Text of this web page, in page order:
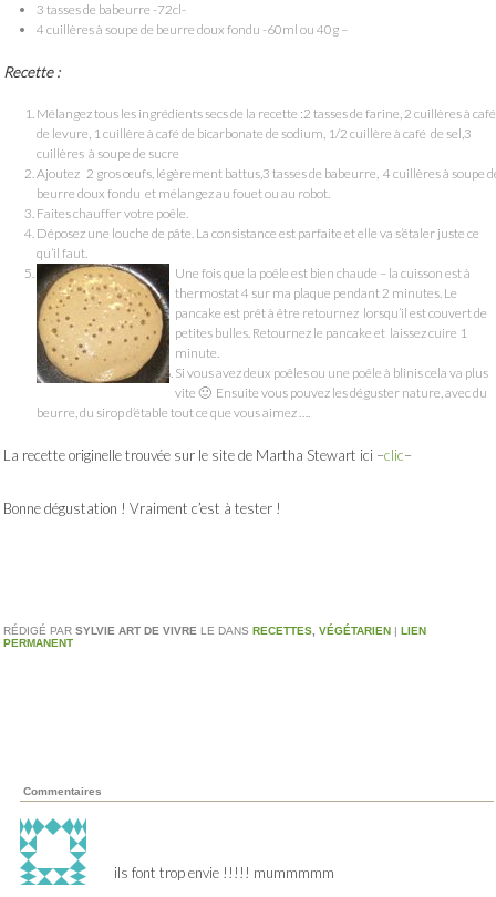
3 tasses de babeurre -72cl-
4 cuillères à soupe de beurre doux fondu -60ml ou 40g –
Recette :
Mélangez tous les ingrédients secs de la recette :2 tasses de farine, 2 cuillères à café
de levure, 1 cuillère à café de bicarbonate de sodium, 1/2 cuillère à café de sel,3
cuillères à soupe de sucre
Ajoutez 2 gros œufs, légèrement battus,3 tasses de babeurre, 4 cuillères à soupe
beurre doux fondu et mélangez au fouet ou au robot.
Faites chauffer votre poêle.
Déposez une louche de pâte. La consistance est parfaite et elle va s’étaler juste ce
qu’il faut.
Une fois que la poêle est bien chaude – la cuisson est à
thermostat 4 sur ma plaque pendant 2 minutes. Le
pancake est prêt à être retournez lorsqu’il est couvert de
petites bulles. Retournez le pancake et laissez cuire 1
minute.
Si vous avez deux poêles ou une poêle à blinis cela va plus
vite 🙂 Ensuite vous pouvez les déguster nature, avec du
beurre, du sirop d’étable tout ce que vous aimez ….
La recette originelle trouvée sur le site de Martha Stewart ici –clic–
Bonne dégustation ! Vraiment c’est à tester !
RÉDIGÉ PAR SYLVIE ART DE VIVRE LE DANS RECETTES VÉGÉTARIEN | LIEN
PERMANENT
Commentaires
ils font trop envie !!!!! mummmmm